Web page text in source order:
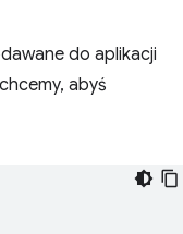
do aplikacji
abyś